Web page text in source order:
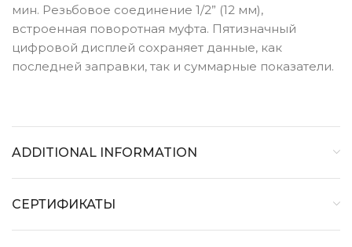
мин. Резьбовое соединение 1/2” (12 мм),
встроенная поворотная муфта. Пятизначный
цифровой дисплей сохраняет данные, как
последней заправки, так и суммарные показатели.
ADDITIONAL INFORMATION
СЕРТИФИКАТЫ